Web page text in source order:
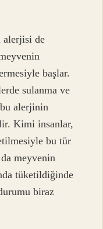
de
başlar.
sulanma ve
alerjinin
Kimi insanlar,
bu tür
meyvenin
tüketildiğinde
biraz